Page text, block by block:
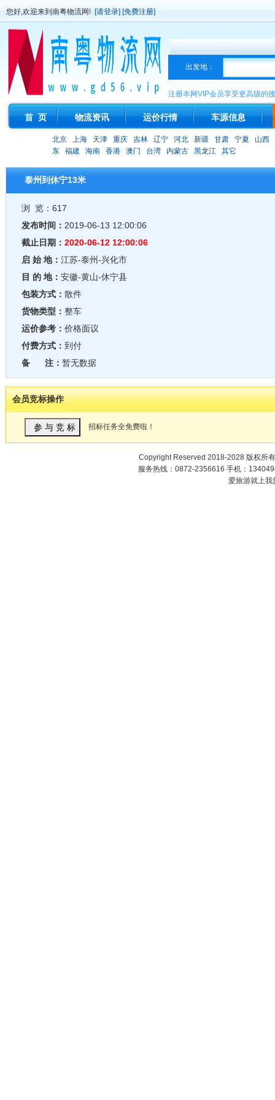
您好,欢迎来到南粤物流网! [请登录] [免费注册]
出发地：
注册本网VIP会员享受更高级的
首 页 物流资讯 运价行情 车源信息
北京 上海 天津 重庆 吉林 辽宁 河北 新疆 甘肃 宁夏
山西
东
福建 海南 香港 澳门 台湾 内蒙古 黑龙江 其它
泰州到休宁13米
浏 览：617
发布时间： 2019-06-13 12:00:06
截止日期： 2020-06-12 12:00:06
启 始 地： 江苏-泰州-兴化市
目 的 地： 安徽-黄山-休宁县
包装方式： 散件
货物类型： 整车
运价参考： 价格面议
付费方式： 到付
备 注： 暂无数据
会员竞标操作
招标任务全免费啦！
Copyright Reserved 2018-2028 版权所
服务热线：0872-2356616 手机：
爱旅游就上我